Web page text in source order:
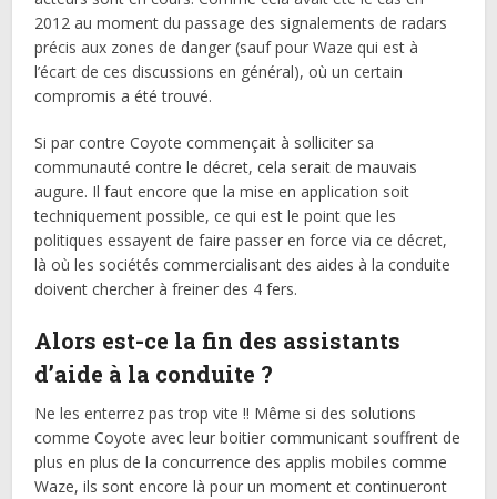
2012 au moment du passage des signalements de radars
précis aux zones de danger (sauf pour Waze qui est à
l’écart de ces discussions en général), où un certain
compromis a été trouvé.
Si par contre Coyote commençait à solliciter sa
communauté contre le décret, cela serait de mauvais
augure. Il faut encore que la mise en application soit
techniquement possible, ce qui est le point que les
politiques essayent de faire passer en force via ce décret,
là où les sociétés commercialisant des aides à la conduite
doivent chercher à freiner des 4 fers.
Alors est-ce la fin des assistants
d’aide à la conduite ?
Ne les enterrez pas trop vite !! Même si des solutions
comme Coyote avec leur boitier communicant souffrent de
plus en plus de la concurrence des applis mobiles comme
Waze, ils sont encore là pour un moment et continueront